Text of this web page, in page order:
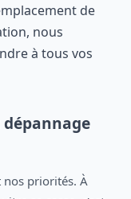
de
nous
à tous vos